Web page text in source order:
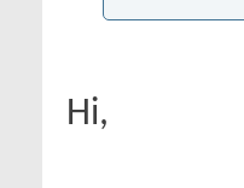
Hi,